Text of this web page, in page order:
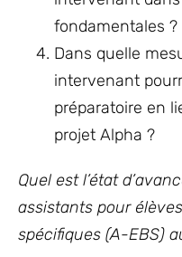
fondamentales ?
Dans quelle
intervenant
préparatoire en
projet Alpha ?
Quel est l’état
assistants pour
spécifiques (A-EBS)